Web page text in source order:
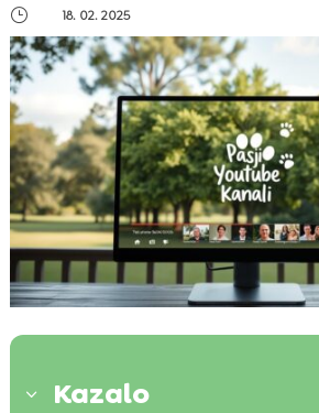
}
18. 02. 2025
3 Kazalo